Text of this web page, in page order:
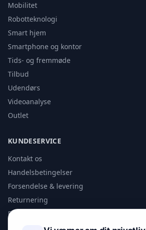
Mobilitet
Robotteknologi
Smart hjem
Smartphone og kontor
Tids- og fremmøde
Tilbud
Udendørs
Videoanalyse
Outlet
KUNDESERVICE
Kontakt os
Handelsbetingelser
Forsendelse & levering
Returnering
Privatlivspolitik